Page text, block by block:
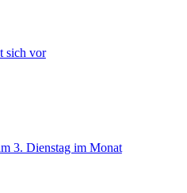
sich vor
3. Dienstag im Monat